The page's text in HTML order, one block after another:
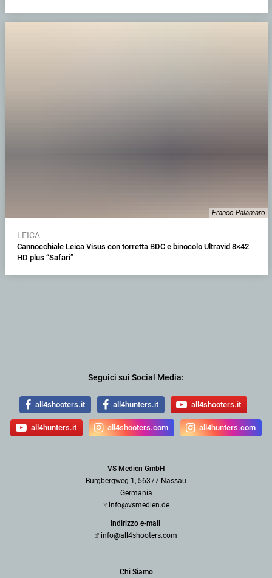
Franco Palamaro
LEICA
Cannocchiale Leica Visus con torretta BDC e binocolo Ultravid 8×42
HD plus “Safari”
Seguici sui Social Media:
all4shooters.it all4hunters.it all4shooters.it
all4hunters.it all4shooters.com all4hunters.com
VS Medien GmbH
Burgbergweg 1, 56377 Nassau
Germania
info@vsmedien.de
Indirizzo e-mail
info@all4shooters.com
Chi Siamo